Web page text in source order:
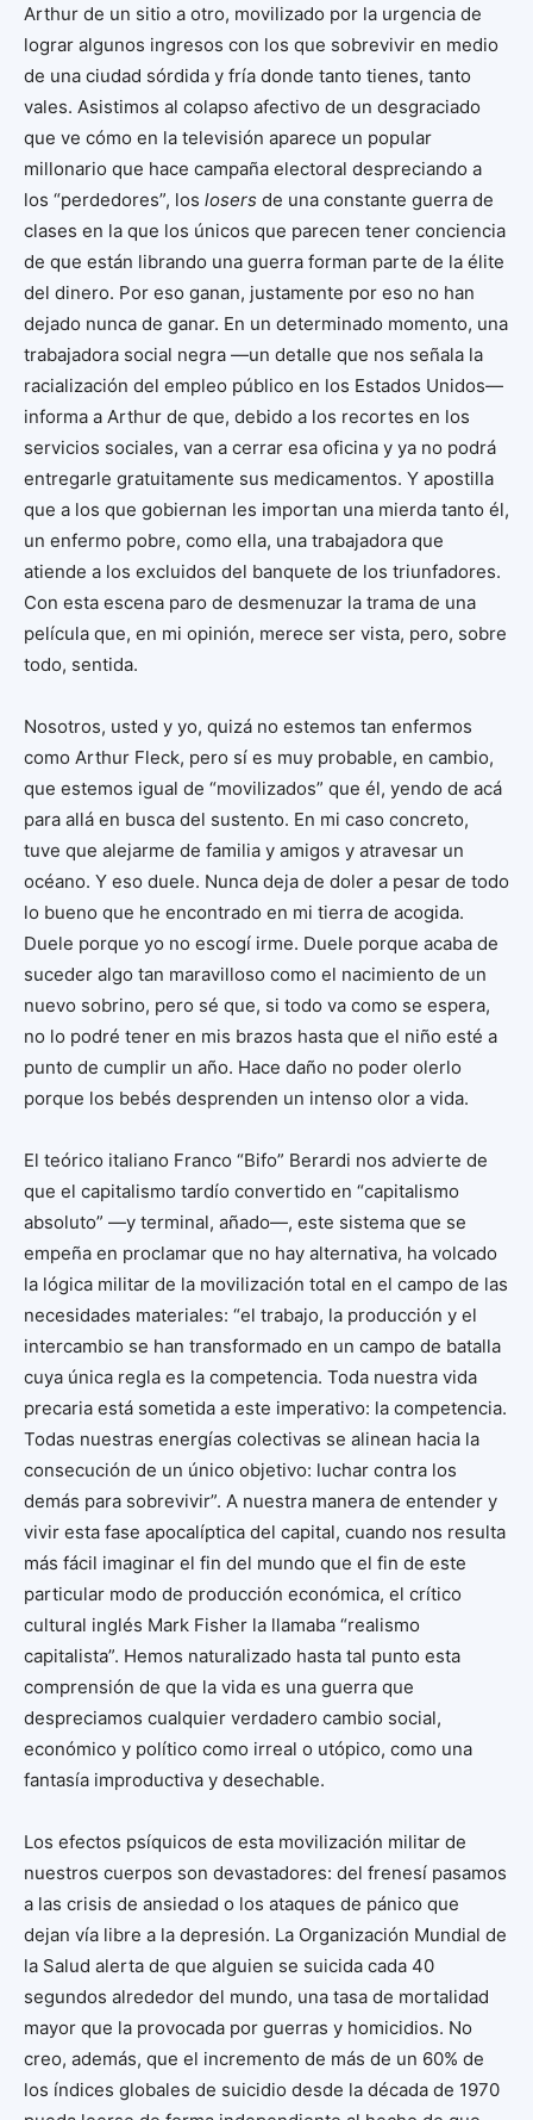
Arthur de un sitio a otro, movilizado por la urgencia de
lograr algunos ingresos con los que sobrevivir en medio
de una ciudad sórdida y fría donde tanto tienes, tanto
vales. Asistimos al colapso afectivo de un desgraciado
que ve cómo en la televisión aparece un popular
millonario que hace campaña electoral despreciando a
los “perdedores”, los losers de una constante guerra de
clases en la que los únicos que parecen tener conciencia
de que están librando una guerra forman parte de la élite
del dinero. Por eso ganan, justamente por eso no han
dejado nunca de ganar. En un determinado momento, una
trabajadora social negra —un detalle que nos señala la
racialización del empleo público en los Estados Unidos—
informa a Arthur de que, debido a los recortes en los
servicios sociales, van a cerrar esa oficina y ya no podrá
entregarle gratuitamente sus medicamentos. Y apostilla
que a los que gobiernan les importan una mierda tanto él,
un enfermo pobre, como ella, una trabajadora que
atiende a los excluidos del banquete de los triunfadores.
Con esta escena paro de desmenuzar la trama de una
película que, en mi opinión, merece ser vista, pero, sobre
todo, sentida.
Nosotros, usted y yo, quizá no estemos tan enfermos
como Arthur Fleck, pero sí es muy probable, en cambio,
que estemos igual de “movilizados” que él, yendo de acá
para allá en busca del sustento. En mi caso concreto,
tuve que alejarme de familia y amigos y atravesar un
océano. Y eso duele. Nunca deja de doler a pesar de todo
lo bueno que he encontrado en mi tierra de acogida.
Duele porque yo no escogí irme. Duele porque acaba de
suceder algo tan maravilloso como el nacimiento de un
nuevo sobrino, pero sé que, si todo va como se espera,
no lo podré tener en mis brazos hasta que el niño esté a
punto de cumplir un año. Hace daño no poder olerlo
porque los bebés desprenden un intenso olor a vida.
El teórico italiano Franco “Bifo” Berardi nos advierte de
que el capitalismo tardío convertido en “capitalismo
absoluto” —y terminal, añado—, este sistema que se
empeña en proclamar que no hay alternativa, ha volcado
la lógica militar de la movilización total en el campo de las
necesidades materiales: “el trabajo, la producción y el
intercambio se han transformado en un campo de batalla
cuya única regla es la competencia. Toda nuestra vida
precaria está sometida a este imperativo: la competencia.
Todas nuestras energías colectivas se alinean hacia la
consecución de un único objetivo: luchar contra los
demás para sobrevivir”. A nuestra manera de entender y
vivir esta fase apocalíptica del capital, cuando nos resulta
más fácil imaginar el fin del mundo que el fin de este
particular modo de producción económica, el crítico
cultural inglés Mark Fisher la llamaba “realismo
capitalista”. Hemos naturalizado hasta tal punto esta
comprensión de que la vida es una guerra que
despreciamos cualquier verdadero cambio social,
económico y político como irreal o utópico, como una
fantasía improductiva y desechable.
Los efectos psíquicos de esta movilización militar de
nuestros cuerpos son devastadores: del frenesí pasamos
a las crisis de ansiedad o los ataques de pánico que
dejan vía libre a la depresión. La Organización Mundial de
la Salud alerta de que alguien se suicida cada 40
segundos alrededor del mundo, una tasa de mortalidad
mayor que la provocada por guerras y homicidios. No
creo, además, que el incremento de más de un 60% de
los índices globales de suicidio desde la década de 1970